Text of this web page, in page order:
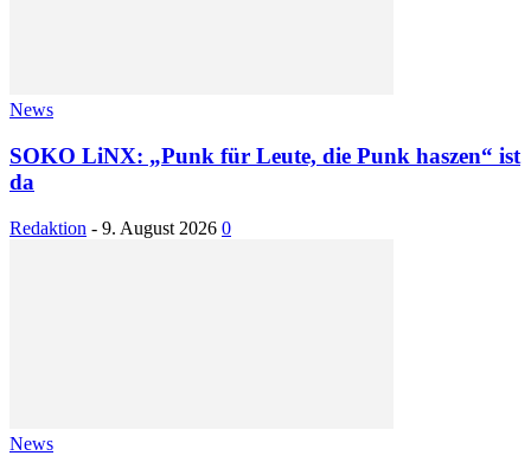
News
SOKO LiNX: „Punk für Leute, die Punk haszen“ ist
da
Redaktion - 9. August 2026 0
News